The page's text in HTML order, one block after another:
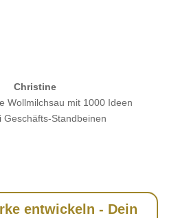
Christine
Wollmilchsau mit 1000 Ideen
Geschäfts-Standbeinen
entwickeln - Dein